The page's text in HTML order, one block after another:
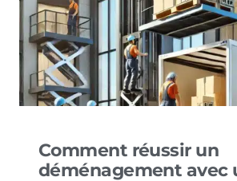
Comment réussir un
déménagement avec